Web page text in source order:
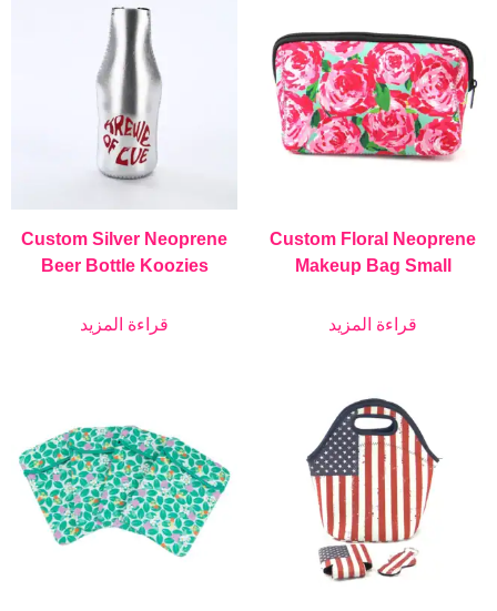
Custom Floral Neoprene
Makeup Bag Small
قراءة المزيد
Custom Silver Neoprene
Beer Bottle Koozies
قراءة المزيد